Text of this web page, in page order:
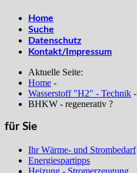
Home
Suche
Datenschutz
Kontakt/Impressum
Aktuelle Seite:
Home -
Wasserstoff "H2" - Technik -
BHKW - regenerativ ?
für Sie
Ihr Wärme- und Strombedarf
Energiespartipps